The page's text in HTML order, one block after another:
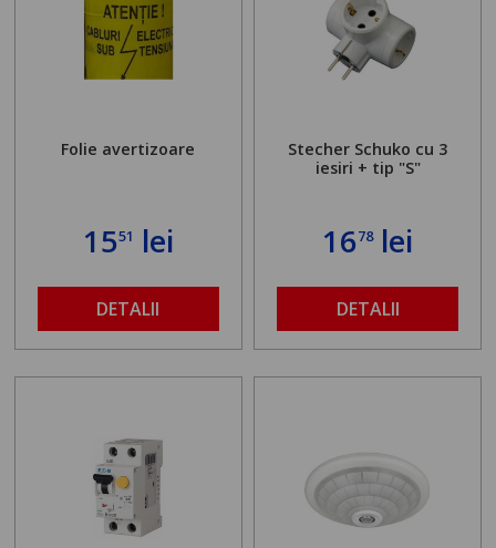
Folie avertizoare
1551 lei
DETALII
Stecher Schuko cu 3
iesiri + tip "S"
1678lei
DETALII